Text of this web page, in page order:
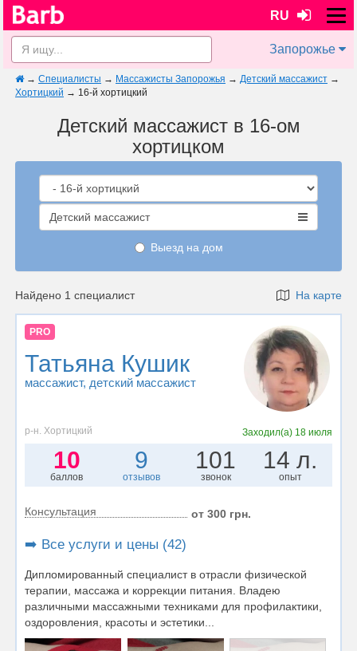
RU
Запорожье
→ Специалисты → Массажисты Запорожья → Детский массажист →
Хортицкий → 16-й хортицкий
Детский массажист в 16-ом
хортицком
Детский массажист
Выезд на дом
Найдено 1 специалист На карте
PRO
Татьяна Кушик
массажист, детский массажист
р-н. Хортицкий Заходил(а) 18 июля
10
баллов
9
отзывов
101
звонок
14 л.
опыт
Консультация от 300 грн.
➡️ Все услуги и цены (42)
Дипломированный специалист в отрасли физической
терапии, массажа и коррекции питания. Владею
различными массажными техниками для профилактики,
оздоровления, красоты и эстетики...